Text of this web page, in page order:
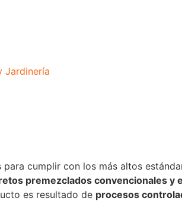
Jardinería
para cumplir con los más altos
premezclados convencionales y
es resultado de procesos